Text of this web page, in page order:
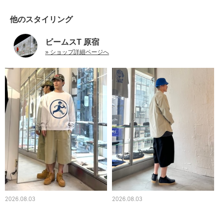
他のスタイリング
ビームスT 原宿
» ショップ詳細ページへ
2026.08.03 2026.08.03